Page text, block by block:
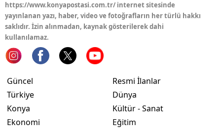
https://www.konyapostasi.com.tr/ internet sitesinde
yayınlanan yazı, haber, video ve fotoğrafların her türlü hakkı
saklıdır. İzin alınmadan, kaynak gösterilerek dahi
kullanılamaz.
Güncel
Türkiye
Konya
Ekonomi
Resmi İlanlar
Dünya
Kültür - Sanat
Eğitim